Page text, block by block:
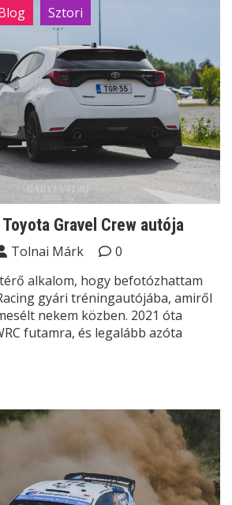
Sztori
Toyota Gravel Crew autója
Tolnai Márk
0
alkalom, hogy befotózhattam
gyári tréningautójába, amiről
nekem közben. 2021 óta
futamra, és legalább azóta